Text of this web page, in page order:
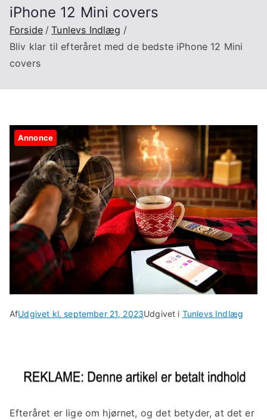
iPhone 12 Mini covers
Forside
Tunlevs Indlæg
Bliv klar til efteråret med de bedste iPhone 12 Mini
covers
Annonce
AfUdgivet kl.september 21, 2023Udgivet i Tunlevs Indlæg
Efteråret er lige om hjørnet, og det betyder, at det er